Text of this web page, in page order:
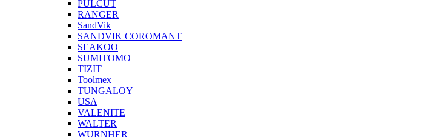
PULCUT
RANGER
SandVik
SANDVIK COROMANT
SEAKOO
SUMITOMO
TIZIT
Toolmex
TUNGALOY
USA
VALENITE
WALTER
WURNHER